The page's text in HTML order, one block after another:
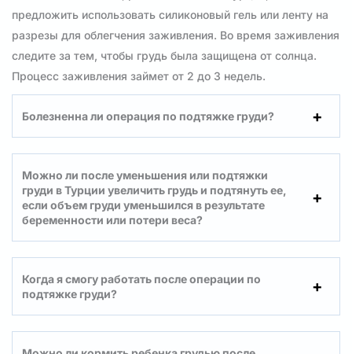
предложить использовать силиконовый гель или ленту на
разрезы для облегчения заживления. Во время заживления
следите за тем, чтобы грудь была защищена от солнца.
Процесс заживления займет от 2 до 3 недель.
Болезненна ли операция по подтяжке груди?
Можно ли после уменьшения или подтяжки
груди в Турции увеличить грудь и подтянуть ее,
если объем груди уменьшился в результате
беременности или потери веса?
Когда я смогу работать после операции по
подтяжке груди?